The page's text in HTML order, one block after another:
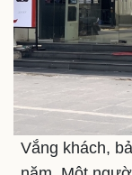
Vắng khách,